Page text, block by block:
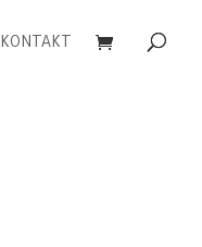
KONTAKT